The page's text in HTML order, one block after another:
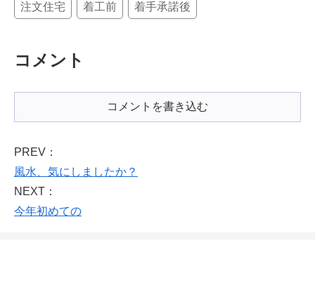
注文住宅 着工前 着手承諾後
コメント
コメントを書き込む
PREV：
風水、気にしましたか？
NEXT：
今年初めての